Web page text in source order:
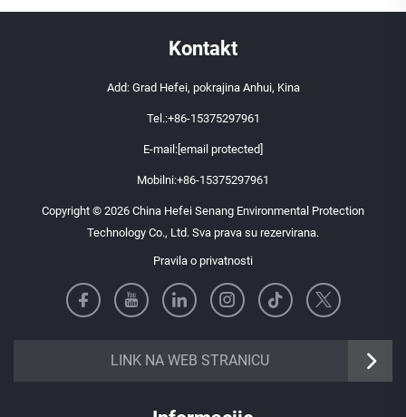
Kontakt
Add: Grad Hefei, pokrajina Anhui, Kina
Tel.:+86-15375297961
E-mail: [email protected]
Mobilni:+86-15375297961
Copyright © 2026 China Hefei Senang Environmental Protection
Technology Co., Ltd. Sva prava su rezervirana.
Pravila o privatnosti
LINK NA WEB STRANICU
https://senangbz.en.alibaba.com